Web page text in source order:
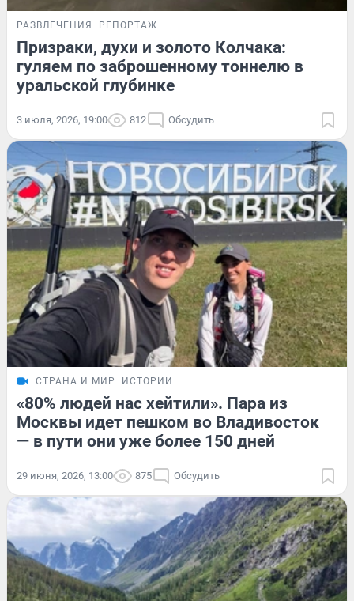
РАЗВЛЕЧЕНИЯ РЕПОРТАЖ
Призраки, духи и золото Колчака:
гуляем по заброшенному тоннелю в
уральской глубинке
3 июля, 2026, 19:00 812 Обсудить
СТРАНА И МИР ИСТОРИИ
«80% людей нас хейтили». Пара из
Москвы идет пешком во Владивосток
— в пути они уже более 150 дней
29 июня, 2026, 13:00 875 Обсудить